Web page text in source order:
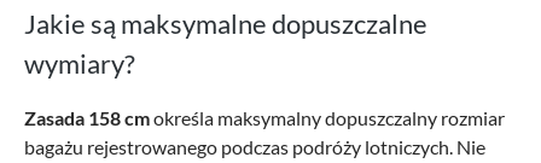
Jakie są maksymalne dopuszczalne
wymiary?
Zasada 158 cmokreśla maksymalny dopuszczalny rozmiar
bagażu rejestrowanego podczas podróży lotniczych. Nie